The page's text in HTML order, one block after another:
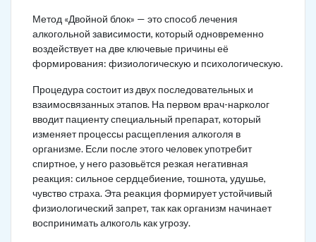
Метод «Двойной блок» — это способ лечения
алкогольной зависимости, который одновременно
воздействует на две ключевые причины её
формирования: физиологическую и психологическую.
Процедура состоит из двух последовательных и
взаимосвязанных этапов. На первом врач-нарколог
вводит пациенту специальный препарат, который
изменяет процессы расщепления алкоголя в
организме. Если после этого человек употребит
спиртное, у него разовьётся резкая негативная
реакция: сильное сердцебиение, тошнота, удушье,
чувство страха. Эта реакция формирует устойчивый
физиологический запрет, так как организм начинает
воспринимать алкоголь как угрозу.